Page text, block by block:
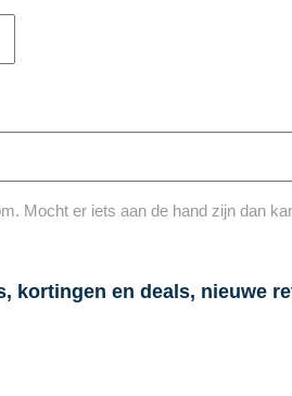
Mocht er iets aan de hand zijn dan
kortingen en deals, nieuwe